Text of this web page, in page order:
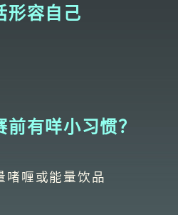
形容自己
有咩小习惯？
啫喱或能量饮品